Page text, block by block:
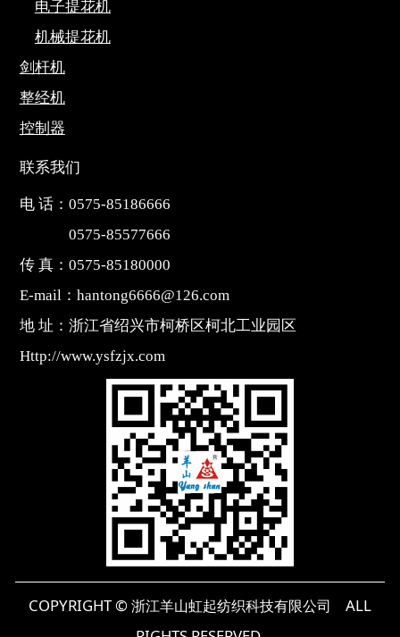
电子提花机
机械提花机
剑杆机
整经机
控制器
联系我们
电 话：0575-85186666
0575-85577666
传 真：0575-85180000
E-mail：hantong6666@126.com
地 址：浙江省绍兴市柯桥区柯北工业园区
Http://www.ysfzjx.com
COPYRIGHT © 浙江羊山虹起纺织科技有限公司
ALL